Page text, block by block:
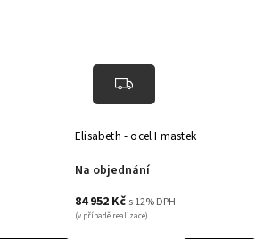
Elisabeth - ocel I mastek
Na objednání
84 952 Kč s 12% DPH
(v případě realizace)